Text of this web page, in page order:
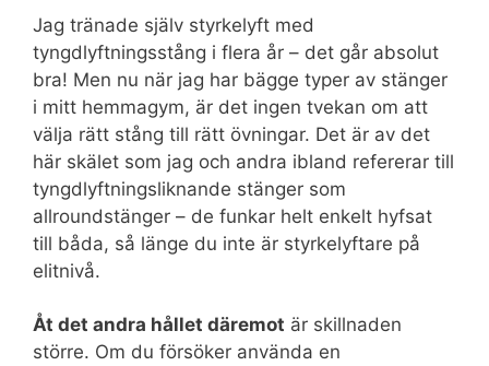
Jag tränade själv styrkelyft med
tyngdlyftningsstång i flera år – det går absolut
bra! Men nu när jag har bägge typer av stänger
i mitt hemmagym, är det ingen tvekan om att
välja rätt stång till rätt övningar. Det är av det
här skälet som jag och andra ibland refererar till
tyngdlyftningsliknande stänger som
allroundstänger – de funkar helt enkelt hyfsat
till båda, så länge du inte är styrkelyftare på
elitnivå.
Åt det andra hållet däremot är skillnaden
större. Om du försöker använda en